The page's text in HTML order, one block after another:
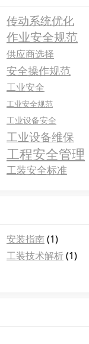
传动系统优化
作业安全规范
供应商选择
安全操作规范
工业安全
工业安全规范
工业设备安全
工业设备维保
工程安全管理
工装安全标准
安装指南(1)
工装技术解析(1)